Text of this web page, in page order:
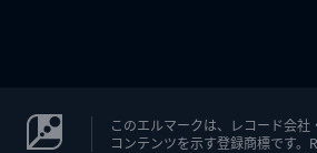
このエルマークは、レコード会社
コンテンツを示す登録商標です。